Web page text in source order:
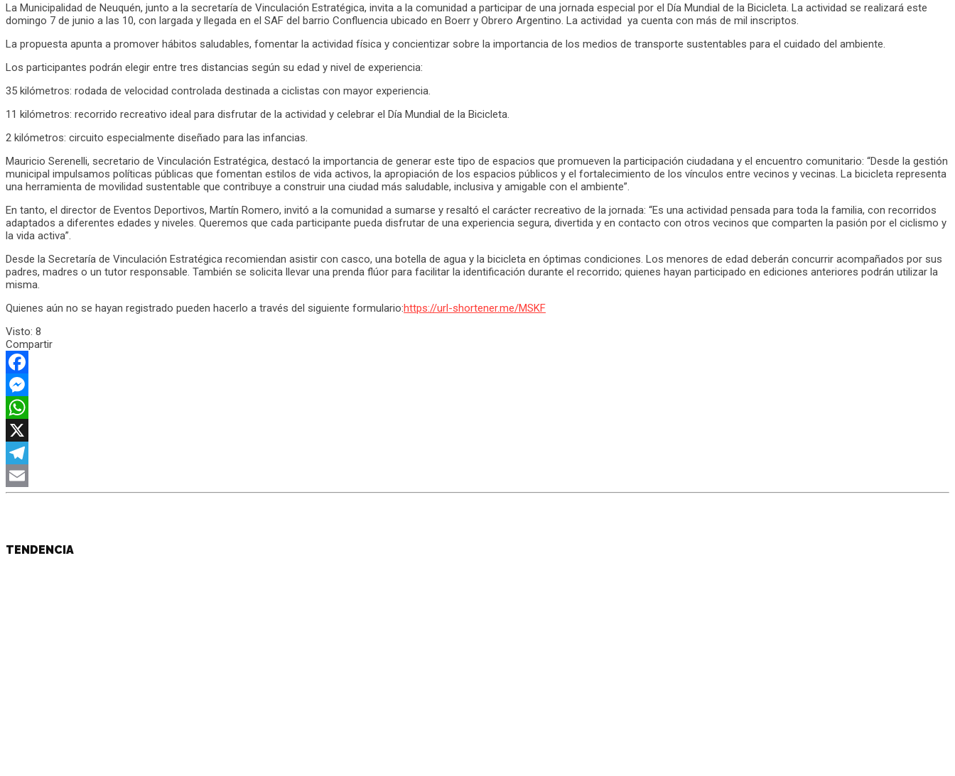
La Municipalidad de Neuquén, junto a la secretaría de Vinculación Estratégica, invita a la comunidad a participar de una jornada especial por el Día Mundial de la Bicicleta. La actividad se realizará este
domingo 7 de junio a las 10, con largada y llegada en el SAF del barrio Confluencia ubicado en Boerr y Obrero Argentino. La actividad ya cuenta con más de mil inscriptos.
La propuesta apunta a promover hábitos saludables, fomentar la actividad física y concientizar sobre la importancia de los medios de transporte sustentables para el cuidado del ambiente.
Los participantes podrán elegir entre tres distancias según su edad y nivel de experiencia:
35 kilómetros: rodada de velocidad controlada destinada a ciclistas con mayor experiencia.
11 kilómetros: recorrido recreativo ideal para disfrutar de la actividad y celebrar el Día Mundial de la Bicicleta.
2 kilómetros: circuito especialmente diseñado para las infancias.
Mauricio Serenelli, secretario de Vinculación Estratégica, destacó la importancia de generar este tipo de espacios que promueven la participación ciudadana y el encuentro comunitario: “Desde la gestión
municipal impulsamos políticas públicas que fomentan estilos de vida activos, la apropiación de los espacios públicos y el fortalecimiento de los vínculos entre vecinos y vecinas. La bicicleta representa
una herramienta de movilidad sustentable que contribuye a construir una ciudad más saludable, inclusiva y amigable con el ambiente”.
En tanto, el director de Eventos Deportivos, Martín Romero, invitó a la comunidad a sumarse y resaltó el carácter recreativo de la jornada: “Es una actividad pensada para toda la familia, con recorridos
adaptados a diferentes edades y niveles. Queremos que cada participante pueda disfrutar de una experiencia segura, divertida y en contacto con otros vecinos que comparten la pasión por el ciclismo y
la vida activa”.
Desde la Secretaría de Vinculación Estratégica recomiendan asistir con casco, una botella de agua y la bicicleta en óptimas condiciones. Los menores de edad deberán concurrir acompañados por sus
padres, madres o un tutor responsable. También se solicita llevar una prenda flúor para facilitar la identificación durante el recorrido; quienes hayan participado en ediciones anteriores podrán utilizar la
misma.
Quienes aún no se hayan registrado pueden hacerlo a través del siguiente formulario:https://url-shortener.me/MSKF
Visto: 8
Compartir
Facebook
Messenger
WhatsApp
X
Telegram
TENDENCIA